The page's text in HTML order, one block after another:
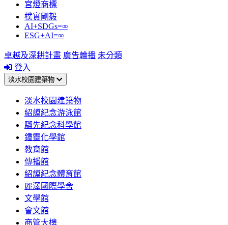
宮燈商標
樸實剛毅
AI+SDGs=∞
ESG+AI=∞
卓越及深耕計畫 廣告輪播 未分類
登入
淡水校園建築物
淡水校園建築物
紹謨紀念游泳館
騮先紀念科學館
鍾靈化學館
教育館
傳播館
紹謨紀念體育館
麗澤國際學舍
文學館
會文館
商管大樓